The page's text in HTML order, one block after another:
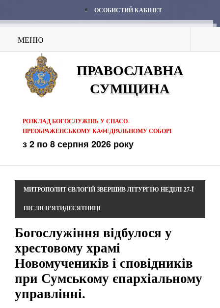
ОСОБИСТИЙ КАБІНЕТ
МЕНЮ
ПРАВОСЛАВНА
СУМЩИНА
РОЗКЛАД БОГОСЛУЖІНЬ У СПАСО-
ПРЕОБРАЖЕНСЬКОМУ КАФЕДРАЛЬНОМУ СОБОРІ
з 2 по 8 серпня 2026 року
МИТРОПОЛИТ ЄВЛОГІЙ ЗВЕРШИВ ЛІТУРГІЮ НЕДІЛІ 27-Ї
ПІСЛЯ П’ЯТИДЕСЯТНИЦІ
Богослужіння відбулося у
хрестовому храмі
Новомучеників і сповідників
при Сумському єпархіальному
управлінні.